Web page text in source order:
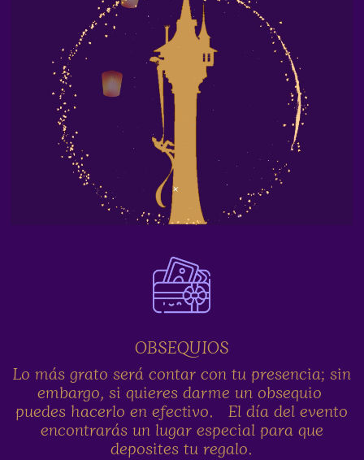
OBSEQUIOS
Lo más grato será contar con tu presencia; sin
embargo, si quieres darme un obsequio
puedes hacerlo en efectivo. El día del evento
encontrarás un lugar especial para que
deposites tu regalo.